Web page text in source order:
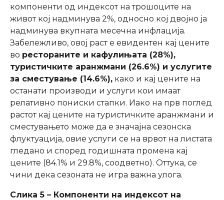
компоненти од индексот на трошоците на
живот кој надминува 2%, односно кој двојно ја
надминува вкупната месечна инфлација.
Забележливо, овој раст е евидентен кај цените
во рестораните и кафулињата (28%),
туристичките аранжмани (26.6%) и услугите
за сместување (14.6%), како и кај цените на
останати производи и услуги кои имаат
релативно пониски стапки. Иако на прв поглед
растот кај цените на туристичките аранжмани и
сместувањето може да е значајна сезонска
флуктуација, овие услуги се на врвот на листата
гледано и според годишната промена кај
цените (84.1% и 29.8%, соодветно). Оттука, се
чини дека сезоната не игра важна улога.
Слика 5 – Компоненти на индексот на